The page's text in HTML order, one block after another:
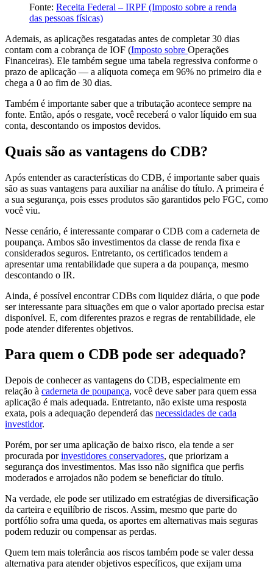
Fonte: Receita Federal – IRPF (Imposto sobre a renda
das pessoas físicas)
Ademais, as aplicações resgatadas antes de completar 30 dias
contam com a cobrança de IOF (Imposto sobre Operações
Financeiras). Ele também segue uma tabela regressiva conforme o
prazo de aplicação — a alíquota começa em 96% no primeiro dia e
chega a 0 ao fim de 30 dias.
Também é importante saber que a tributação acontece sempre na
fonte. Então, após o resgate, você receberá o valor líquido em sua
conta, descontando os impostos devidos.
Quais são as vantagens do CDB?
Após entender as características do CDB, é importante saber quais
são as suas vantagens para auxiliar na análise do título. A primeira é
a sua segurança, pois esses produtos são garantidos pelo FGC, como
você viu.
Nesse cenário, é interessante comparar o CDB com a caderneta de
poupança. Ambos são investimentos da classe de renda fixa e
considerados seguros. Entretanto, os certificados tendem a
apresentar uma rentabilidade que supera a da poupança, mesmo
descontando o IR.
Ainda, é possível encontrar CDBs com liquidez diária, o que pode
ser interessante para situações em que o valor aportado precisa estar
disponível. E, com diferentes prazos e regras de rentabilidade, ele
pode atender diferentes objetivos.
Para quem o CDB pode ser adequado?
Depois de conhecer as vantagens do CDB, especialmente em
relação à caderneta de poupança, você deve saber para quem essa
aplicação é mais adequada. Entretanto, não existe uma resposta
exata, pois a adequação dependerá das necessidades de cada
investidor.
Porém, por ser uma aplicação de baixo risco, ela tende a ser
procurada porinvestidores conservadores, que priorizam a
segurança dos investimentos. Mas isso não significa que perfis
moderados e arrojados não podem se beneficiar do título.
Na verdade, ele pode ser utilizado em estratégias de diversificação
da carteira e equilíbrio de riscos. Assim, mesmo que parte do
portfólio sofra uma queda, os aportes em alternativas mais seguras
podem reduzir ou compensar as perdas.
Quem tem mais tolerância aos riscos também pode se valer dessa
alternativa para atender objetivos específicos, que exijam uma